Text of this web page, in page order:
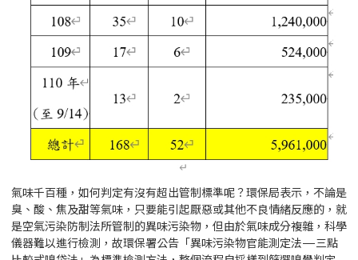
氣味千百種，如何判定有沒有超出管制標準呢？環保局表示，不論是
臭、酸、焦及甜等氣味，只要能引起厭惡或其他不良情緒反應的，就
是空氣污染防制法所管制的異味污染物，但由於氣味成分複雜，科學
儀器難以進行檢測，故環保署公告「異味污染物官能測定法—三點